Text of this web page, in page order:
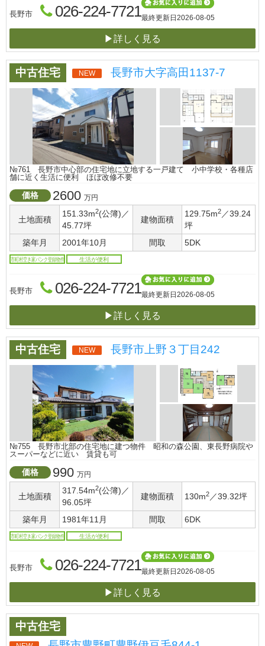
長野市 026-224-7721最終更新日 2026-08-05
▶詳しく見る
中古住宅 NEW 長野市大字高田1137-7
№761 長野市中心部の住宅地に立地する一戸建て 小中学校・各種店
舗に近く生活に便利 ほぼ改修不要
価格 2600 万円
土地面積
151.33m2(公簿)／
45.77坪
建物面積
129.75m2 ／39.24
坪
築年月
2001年10月 間取 5DK
市町村空き家バンク登録物件 生活が便利
長野市 026-224-7721最終更新日 2026-08-05
▶詳しく見る
中古住宅 NEW 長野市上野３丁目242
№755 長野市北部の住宅地に建つ物件 昭和の森公園、東長野病院や
スーパーなどに近い 賃貸も可
価格 990 万円
土地面積
317.54m2(公簿)／
96.05坪
建物面積 130m2 ／39.32坪
築年月 1981年11月 間取 6DK
市町村空き家バンク登録物件 生活が便利
長野市 026-224-7721最終更新日 2026-08-05
▶詳しく見る
中古住宅